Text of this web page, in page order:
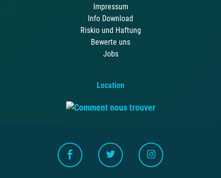
Impressum
Info Download
Riskio und Haftung
Bewerte uns
Jobs
Location